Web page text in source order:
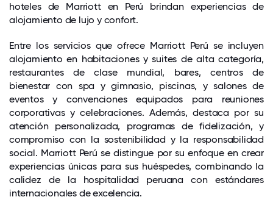
hoteles de Marriott en Perú brindan experiencias de
alojamiento de lujo y confort.
Entre los servicios que ofrece Marriott Perú se incluyen
alojamiento en habitaciones y suites de alta categoría,
restaurantes de clase mundial, bares, centros de
bienestar con spa y gimnasio, piscinas, y salones de
eventos y convenciones equipados para reuniones
corporativas y celebraciones. Además, destaca por su
atención personalizada, programas de fidelización, y
compromiso con la sostenibilidad y la responsabilidad
social. Marriott Perú se distingue por su enfoque en crear
experiencias únicas para sus huéspedes, combinando la
calidez de la hospitalidad peruana con estándares
internacionales de excelencia.